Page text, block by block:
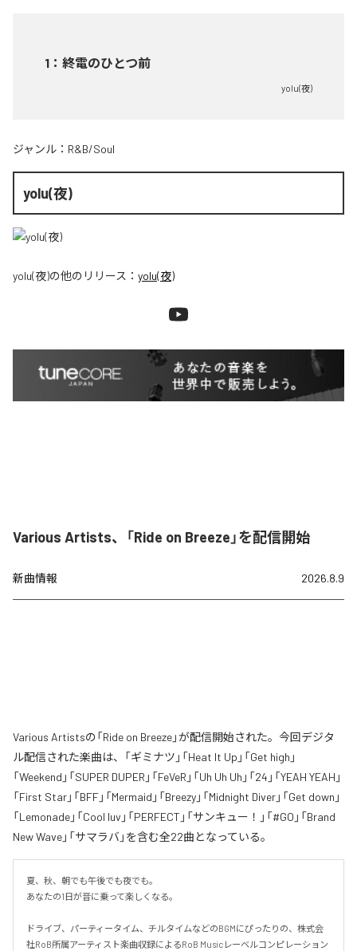
1 ： 終電のひとつ前
yolu(夜)
ジャンル： R&B/Soul
yolu(夜)
yolu(夜)の他のリリース： yolu(夜)
Various Artists、「Ride on Breeze」を配信開始
新曲情報 2026.8.9
Various Artistsの「Ride on Breeze」が配信開始された。今回デジタ
ル配信された楽曲は、「ギミナツ」「Heat It Up」「Get high」
「Weekend」「SUPER DUPER」「FeVeR」「Uh Uh Uh」「24」「YEAH YEAH」
「First Star」「BFF」「Mermaid」「Breezy」「Midnight Diver」「Get down」
「Lemonade」「Cool luv」「PERFECT」「サンキュー！」「#GO」「Brand
New Wave」「サマラバ」を含む全22曲となっている。
夏、秋、朝でも午後でも夜でも。
あなたの1日が音に乗って楽しくなる。
ドライブ、パーティータイム、チルタイムなどのBGMにぴったりの、株式会
社RoB所属アーティスト楽曲収録によるRoB Musicレーベルコンピレーション